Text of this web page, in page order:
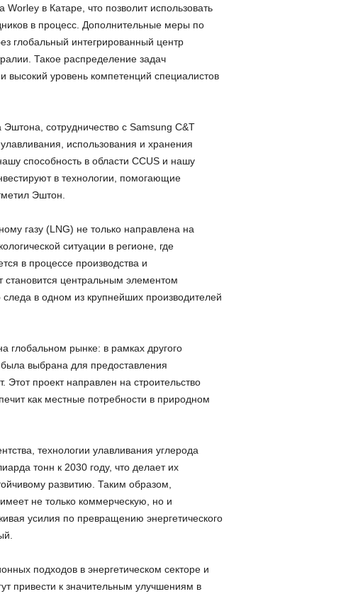
в Катаре, что позволит использовать
в процесс. Дополнительные меры по
глобальный интегрированный центр
Такое распределение задач
высокий уровень компетенций специалистов
сотрудничество с Samsung C&T
использования и хранения
способность в области CCUS и нашу
в технологии, помогающие
Эштон.
газу (LNG) не только направлена на
ситуации в регионе, где
в процессе производства и
становится центральным элементом
в одном из крупнейших производителей
глобальном рынке: в рамках другого
выбрана для предоставления
Этот проект направлен на строительство
как местные потребности в природном
технологии улавливания углерода
тонн к 2030 году, что делает их
развитию. Таким образом,
не только коммерческую, но и
усилия по превращению энергетического
подходов в энергетическом секторе и
привести к значительным улучшениям в